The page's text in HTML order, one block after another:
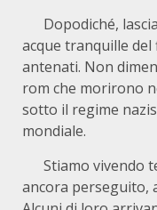
Dopodiché,
acque tranquille
antenati. Non
rom che morirono
sotto il regime
mondiale.
Stiamo vivendo
ancora perseguito,